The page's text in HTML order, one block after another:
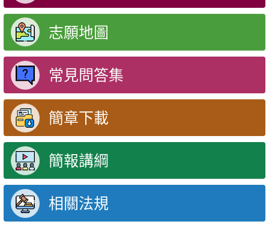
志願地圖
常見問答集
簡章下載
簡報講綱
相關法規